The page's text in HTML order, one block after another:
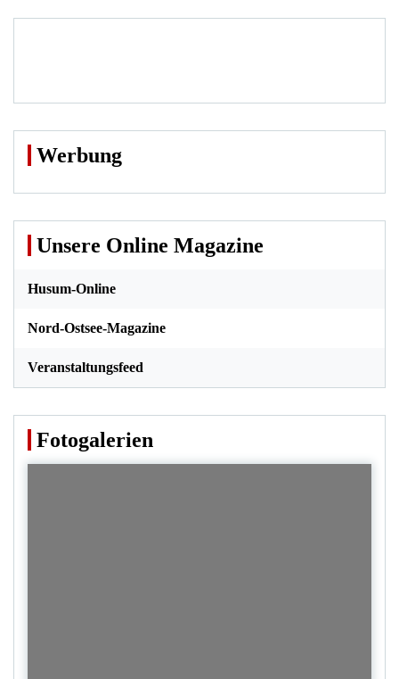
Werbung
Unsere Online Magazine
Husum-Online
Nord-Ostsee-Magazine
Veranstaltungsfeed
Fotogalerien